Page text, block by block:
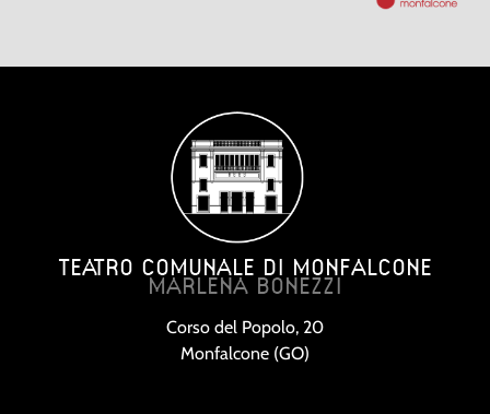
TEATRO COMUNALE DI MONFALCONE
MARLENA BONEZZI
Corso del Popolo, 20
Monfalcone (GO)